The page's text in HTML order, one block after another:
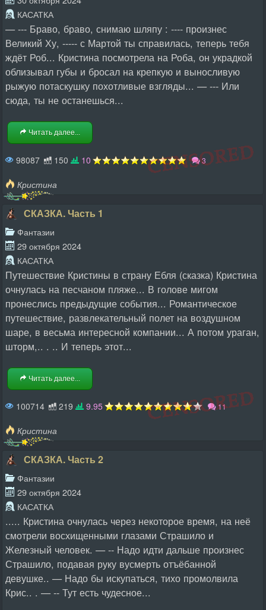
КАСАТКА
— --- Браво, браво, снимаю шляпу : ---- произнес
Великий Ху, ----- с Мартой ты справилась, теперь тебя
ждёт Роб... Кристина посмотрела на Роба, он украдкой
облизывал губы и бросал на крепкую и выносливую
рыжую потаскушку похотливые взгляды... — --- Или
сюда, ты не останешься...
Читать далее...
98087 150 10 3
Кристина
СКАЗКА. Часть 1
Фантазии
29 октября 2024
КАСАТКА
Путешествие Кристины в страну Ебля (сказка) Кристина
очнулась на песчаном пляже... В голове мигом
пронеслись предыдущие события... Романтическое
путешествие, развлекательный полет на воздушном
шаре, в весьма интересной компании... А потом ураган,
шторм,.. . .. И теперь этот...
Читать далее...
100714 219 9.95 11
Кристина
СКАЗКА. Часть 2
Фантазии
29 октября 2024
КАСАТКА
..... Кристина очнулась через некоторое время, на неё
смотрели восхищенными глазами Страшило и
Железный человек. — -- Надо идти дальше произнес
Страшило, подавая руку вусмерть отъёбанной
девушке.. — Надо бы искупаться, тихо промолвила
Крис.. . — -- Тут есть чудесное...